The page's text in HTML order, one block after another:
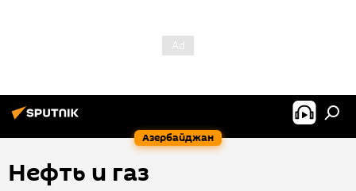
Азербайджан
Нефть и газ